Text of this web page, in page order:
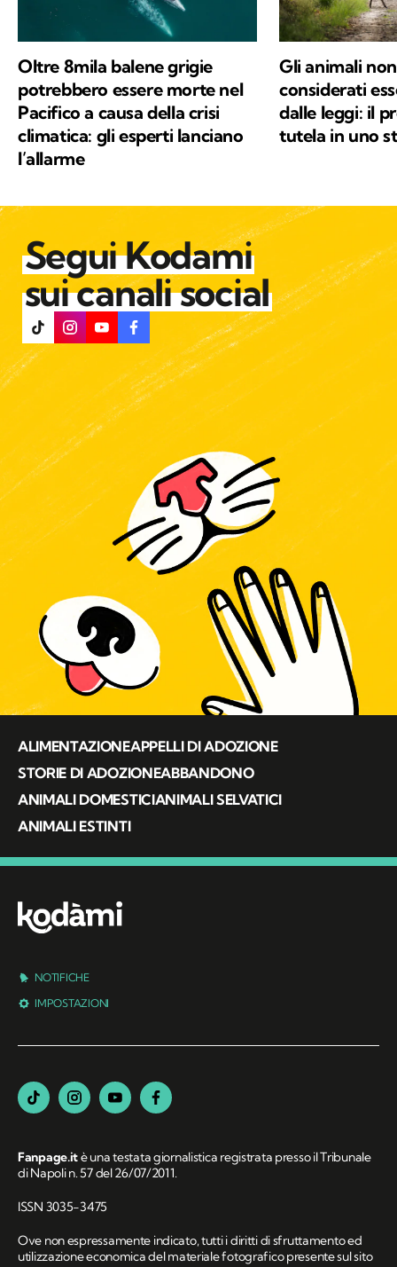
Oltre 8mila balene grigie
potrebbero essere morte nel
Pacifico a causa della crisi
climatica: gli esperti lanciano
l’allarme
Gli animali
considerati
dalle leggi: il
tutela in uno
Segui Kodami
sui canali social
ALIMENTAZIONEAPPELLI DI ADOZIONE
STORIE DI ADOZIONEABBANDONO
ANIMALI DOMESTICIANIMALI SELVATICI
ANIMALI ESTINTI
NOTIFICHE
IMPOSTAZIONI
Fanpage.itè una testata giornalistica registrata presso il Tribunale
di Napoli n. 57 del 26/07/2011.
ISSN 3035-3475
Ove non espressamente indicato, tutti i diritti di sfruttamento ed
utilizzazione economica del materiale fotografico presente sul sito